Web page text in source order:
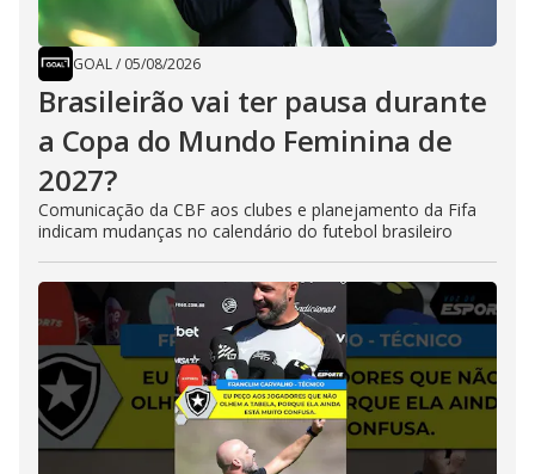
GOAL/ 05/08/2026
Brasileirão vai ter pausa durante
a Copa do Mundo Feminina de
2027?
Comunicação da CBF aos clubes e planejamento da Fifa
indicam mudanças no calendário do futebol brasileiro